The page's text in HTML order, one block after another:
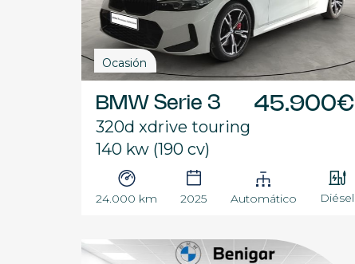
Ocasión
BMW Serie 3
320d xdrive touring
140 kw (190 cv)
45.900€
24.000 km 2025 Automático Diésel